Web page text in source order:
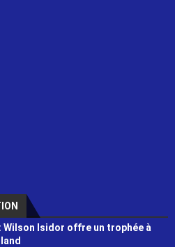
Wilson Isidor offre un trophée à